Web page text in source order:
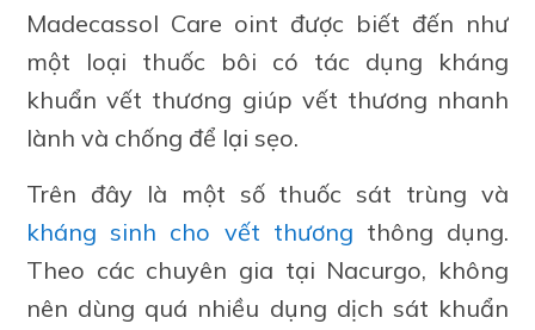
Madecassol Care oint được biết đến như
một loại thuốc bôi có tác dụng kháng
khuẩn vết thương giúp vết thương nhanh
lành và chống để lại sẹo.
Trên đây là một số thuốc sát trùng và
kháng sinh cho vết thương thông dụng.
Theo các chuyên gia tại Nacurgo, không
nên dùng quá nhiều dụng dịch sát khuẩn